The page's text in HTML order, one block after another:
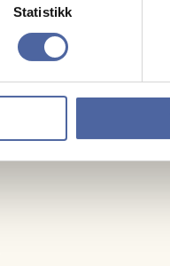
Statistikk